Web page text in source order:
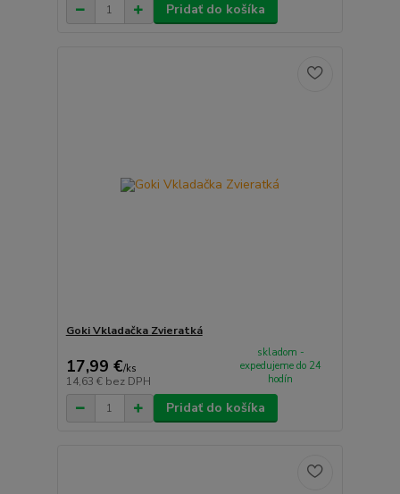
Pridať do košíka
Goki Vkladačka Zvieratká
17,99 €/ks
14,63 € bez DPH
skladom -
expedujeme do 24
hodín
Pridať do košíka